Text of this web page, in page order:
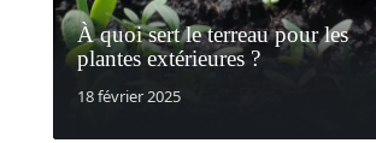
À quoi sert le terreau pour les
plantes extérieures ?
18 février 2025